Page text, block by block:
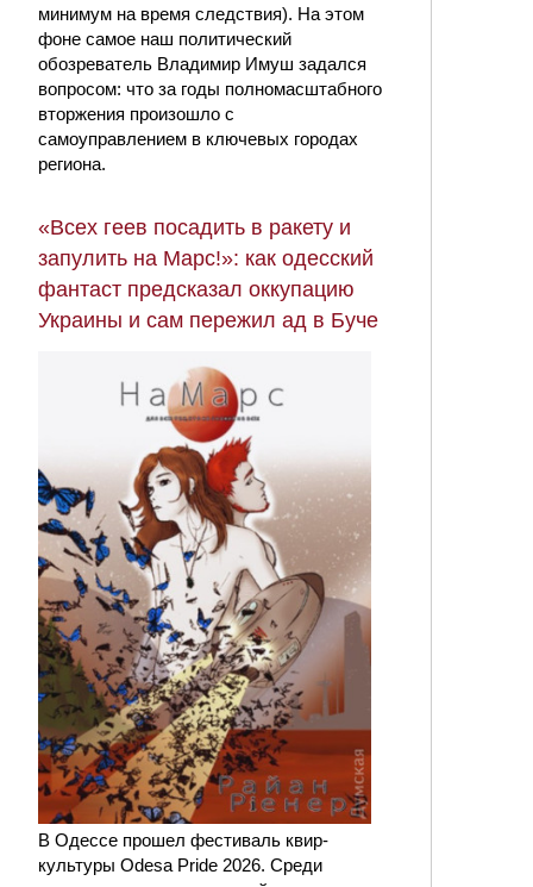
минимум на время следствия). На этом
фоне самое наш политический
обозреватель Владимир Имуш задался
вопросом: что за годы полномасштабного
вторжения произошло с
самоуправлением в ключевых городах
региона.
«Всех геев посадить в ракету и
запулить на Марс!»: как одесский
фантаст предсказал оккупацию
Украины и сам пережил ад в Буче
В Одессе прошел фестиваль квир-
культуры Odesa Pride 2026. Среди